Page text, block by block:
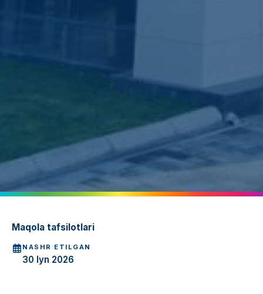
Maqola tafsilotlari
NASHR ETILGAN
30 Iyn 2026